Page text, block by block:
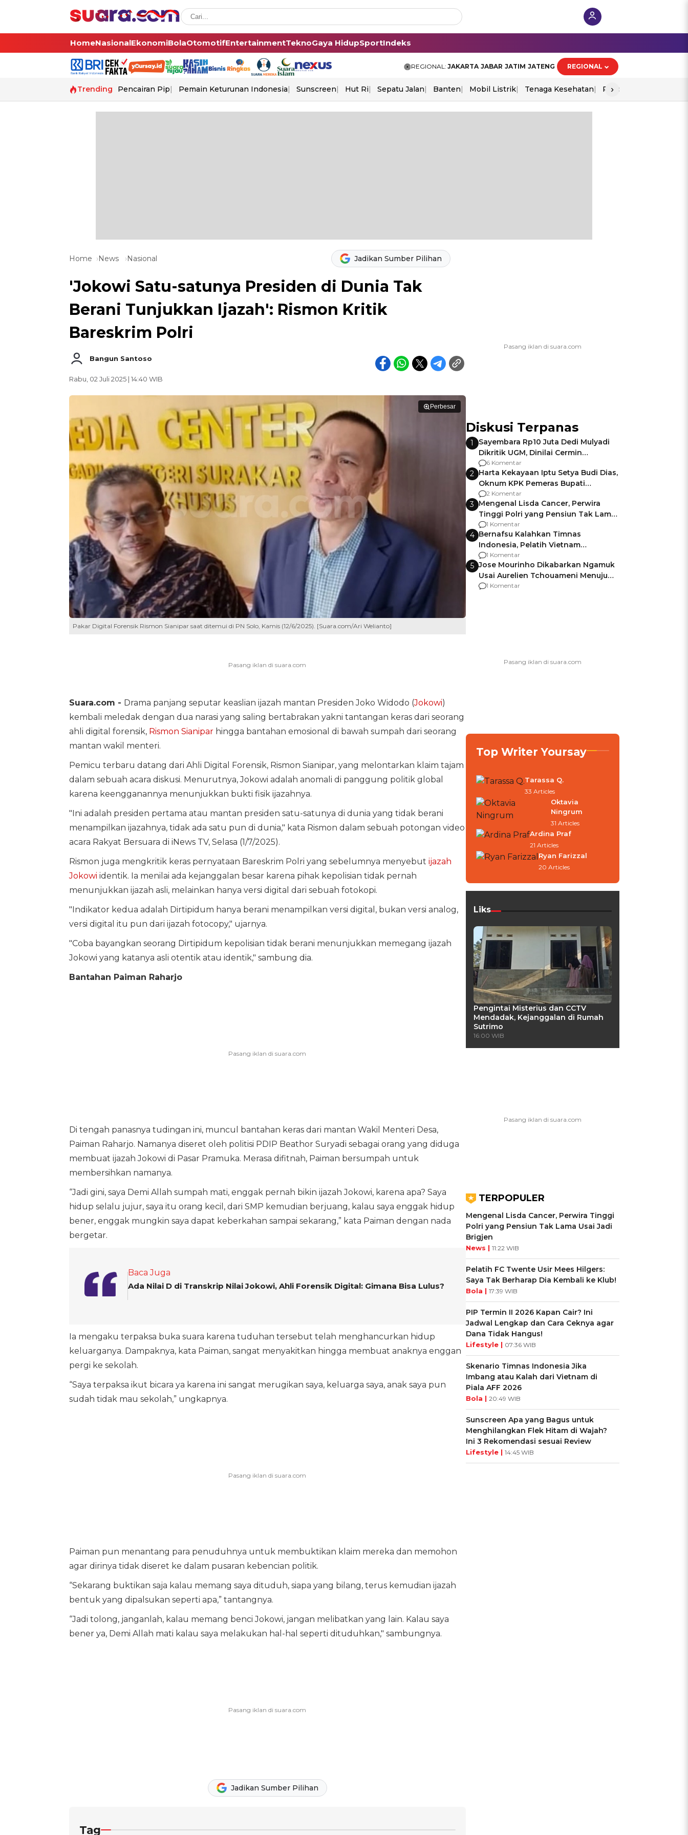
HomeNasionalEkonomiBolaOtomotifEntertainmentTeknoGaya HidupSportIndeks
REGIONAL: JAKARTA JABAR JATIM JATENG REGIONAL
Trending Pencairan Pip Pemain Keturunan Indonesia Sunscreen Hut Ri Sepatu Jalan Banten Mobil Listrik Tenaga Kesehatan Piala Aff 2026
›
Home News Nasional Jadikan Sumber Pilihan
'Jokowi Satu-satunya Presiden di Dunia Tak
Berani Tunjukkan Ijazah': Rismon Kritik
Bareskrim Polri
Bangun Santoso
Rabu, 02 Juli 2025 | 14:40 WIB
Perbesar
Pakar Digital Forensik Rismon Sianipar saat ditemui di PN Solo, Kamis (12/6/2025). [Suara.com/Ari Welianto]
Suara.com - Drama panjang seputar keaslian ijazah mantan Presiden Joko Widodo (Jokowi)
kembali meledak dengan dua narasi yang saling bertabrakan yakni tantangan keras dari seorang
ahli digital forensik, Rismon Sianiparhingga bantahan emosional di bawah sumpah dari seorang
mantan wakil menteri.
Pemicu terbaru datang dari Ahli Digital Forensik, Rismon Sianipar, yang melontarkan klaim tajam
dalam sebuah acara diskusi. Menurutnya, Jokowi adalah anomali di panggung politik global
karena keengganannya menunjukkan bukti fisik ijazahnya.
"Ini adalah presiden pertama atau mantan presiden satu-satunya di dunia yang tidak berani
menampilkan ijazahnya, tidak ada satu pun di dunia," kata Rismon dalam sebuah potongan video
acara Rakyat Bersuara di iNews TV, Selasa (1/7/2025).
Rismon juga mengkritik keras pernyataan Bareskrim Polri yang sebelumnya menyebut ijazah
Jokowi identik. Ia menilai ada kejanggalan besar karena pihak kepolisian tidak pernah
menunjukkan ijazah asli, melainkan hanya versi digital dari sebuah fotokopi.
"Indikator kedua adalah Dirtipidum hanya berani menampilkan versi digital, bukan versi analog,
versi digital itu pun dari ijazah fotocopy," ujarnya.
"Coba bayangkan seorang Dirtipidum kepolisian tidak berani menunjukkan memegang ijazah
Jokowi yang katanya asli otentik atau identik," sambung dia.
Bantahan Paiman Raharjo
Di tengah panasnya tudingan ini, muncul bantahan keras dari mantan Wakil Menteri Desa,
Paiman Raharjo. Namanya diseret oleh politisi PDIP Beathor Suryadi sebagai orang yang diduga
membuat ijazah Jokowi di Pasar Pramuka. Merasa difitnah, Paiman bersumpah untuk
membersihkan namanya.
“Jadi gini, saya Demi Allah sumpah mati, enggak pernah bikin ijazah Jokowi, karena apa? Saya
hidup selalu jujur, saya itu orang kecil, dari SMP kemudian berjuang, kalau saya enggak hidup
bener, enggak mungkin saya dapat keberkahan sampai sekarang,” kata Paiman dengan nada
bergetar.
Baca Juga
Ada Nilai D di Transkrip Nilai Jokowi, Ahli Forensik Digital: Gimana Bisa Lulus?
Ia mengaku terpaksa buka suara karena tuduhan tersebut telah menghancurkan hidup
keluarganya. Dampaknya, kata Paiman, sangat menyakitkan hingga membuat anaknya enggan
pergi ke sekolah.
“Saya terpaksa ikut bicara ya karena ini sangat merugikan saya, keluarga saya, anak saya pun
sudah tidak mau sekolah,” ungkapnya.
Paiman pun menantang para penuduhnya untuk membuktikan klaim mereka dan memohon
agar dirinya tidak diseret ke dalam pusaran kebencian politik.
“Sekarang buktikan saja kalau memang saya dituduh, siapa yang bilang, terus kemudian ijazah
bentuk yang dipalsukan seperti apa,” tantangnya.
“Jadi tolong, janganlah, kalau memang benci Jokowi, jangan melibatkan yang lain. Kalau saya
bener ya, Demi Allah mati kalau saya melakukan hal-hal seperti dituduhkan," sambungnya.
Jadikan Sumber Pilihan
Tag
Diskusi Terpanas
1
Sayembara Rp10 Juta Dedi Mulyadi
Dikritik UGM, Dinilai Cermin
Gagalnya Negara Jamin Keamanan
6 Komentar
2 Harta Kekayaan Iptu Setya Budi Dias,
Oknum KPK Pemeras Bupati
Pemalang
2 Komentar
3 Mengenal Lisda Cancer, Perwira
Tinggi Polri yang Pensiun Tak Lama
Usai Jadi Brigjen
1 Komentar
4 Bernafsu Kalahkan Timnas
Indonesia, Pelatih Vietnam
Berencana Pakai Jimat di Pakansari
1 Komentar
5 Jose Mourinho Dikabarkan Ngamuk
Usai Aurelien Tchouameni Menuju
Manchester United
1 Komentar
Top Writer Yoursay
Tarassa Q.
33 Articles
Oktavia
Ningrum
31 Articles
Ardina Praf
21 Articles
Ryan Farizzal
20 Articles
Liks
Pengintai Misterius dan CCTV
Mendadak, Kejanggalan di Rumah
Sutrimo
16:00 WIB
TERPOPULER
Mengenal Lisda Cancer, Perwira Tinggi
Polri yang Pensiun Tak Lama Usai Jadi
Brigjen
News | 11:22 WIB
Pelatih FC Twente Usir Mees Hilgers:
Saya Tak Berharap Dia Kembali ke Klub!
Bola | 17:39 WIB
PIP Termin II 2026 Kapan Cair? Ini
Jadwal Lengkap dan Cara Ceknya agar
Dana Tidak Hangus!
Lifestyle | 07:36 WIB
Skenario Timnas Indonesia Jika
Imbang atau Kalah dari Vietnam di
Piala AFF 2026
Bola | 20:49 WIB
Sunscreen Apa yang Bagus untuk
Menghilangkan Flek Hitam di Wajah?
Ini 3 Rekomendasi sesuai Review
Lifestyle | 14:45 WIB